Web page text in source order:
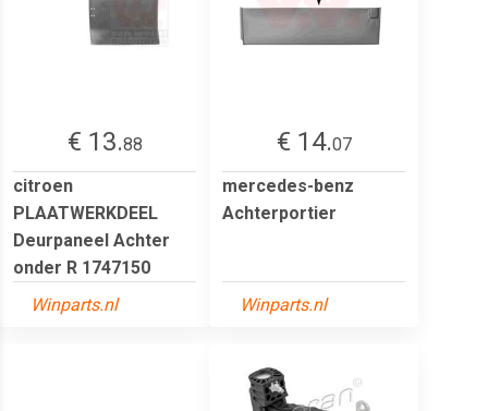
€ 13.88
citroen
PLAATWERKDEEL
Deurpaneel Achter
onder R 1747150
Winparts.nl
€ 14.07
mercedes-benz
Achterportier
Winparts.nl